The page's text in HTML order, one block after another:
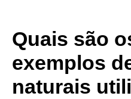
Quais são
exemplos
naturais